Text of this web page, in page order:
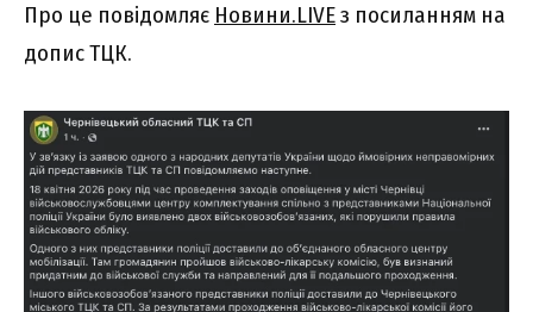
Про це повідомляє Новини.LIVEз посиланням на
допис ТЦК.